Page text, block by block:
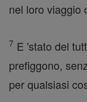
nel loro viaggio
7 E 'stato del
prefiggono,
per qualsiasi